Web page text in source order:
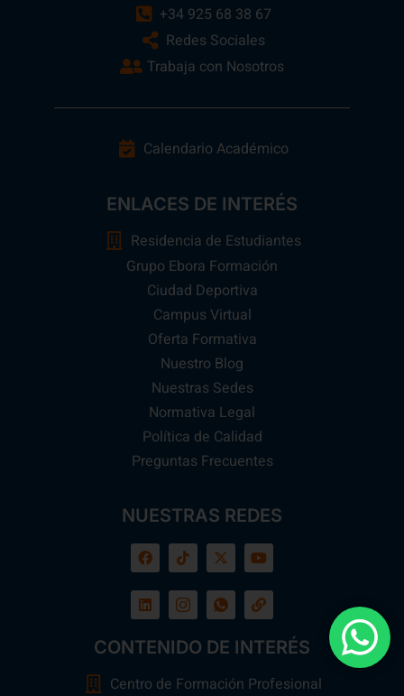
+34 925 68 38 67
Redes Sociales
Trabaja con Nosotros
Calendario Académico
ENLACES DE INTERÉS
Residencia de Estudiantes
Grupo Ebora Formación
Ciudad Deportiva
Campus Virtual
Oferta Formativa
Nuestro Blog
Nuestras Sedes
Normativa Legal
Política de Calidad
Preguntas Frecuentes
NUESTRAS REDES
CONTENIDO DE INTERÉS
Centro de Formación Profesional